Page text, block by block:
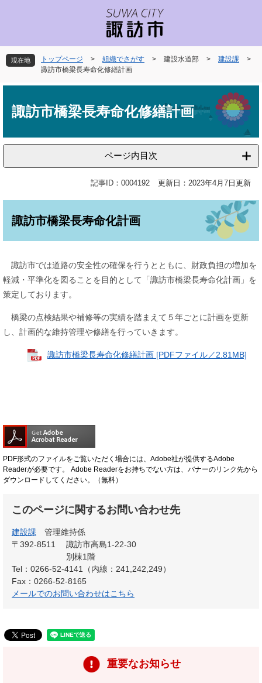
先
頭
を
飛
現在地 トップページ > 組織でさがす > 建設水道部 > 建設課
>
諏訪市橋梁長寿命化修繕計画
諏訪市橋梁長寿命化修繕計画
ページ内目次
記事ID：0004192 更新日：2023年4月7日更新
諏訪市橋梁長寿命化計画
諏訪市では道路の安全性の確保を行うとともに、財政負担の増加を
軽減・平準化を図ることを目的として「諏訪市橋梁長寿命化計画」を
策定しております。
橋梁の点検結果や補修等の実績を踏まえて５年ごとに計画を更新
し、計画的な維持管理や修繕を行っていきます。
諏訪市橋梁長寿命化修繕計画 [PDFファイル／2.81MB]
PDF形式のファイルをご覧いただく場合には、Adobe社が提供するAdobe
Readerが必要です。
Adobe Readerをお持ちでない方は、バナーのリンク先から
ダウンロードしてください。（無料）
このページに関するお問い合わせ先
建設課
管理維持係
〒392-8511
諏訪市高島1-22-30
別棟1階
Tel：0266-52-4141（内線：241,242,249）
Fax：0266-52-8165
メールでのお問い合わせはこちら
重要なお知らせ